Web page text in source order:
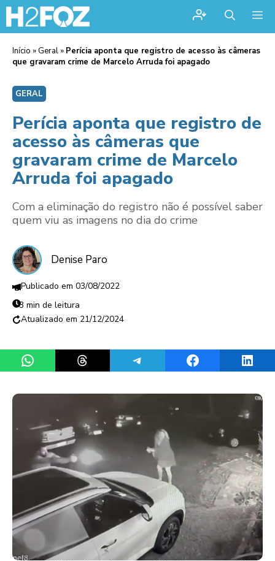
Início » Geral » Perícia aponta que registro de acesso às câmeras
que gravaram crime de Marcelo Arruda foi apagado
GERAL
Perícia aponta que registro de
acesso às câmeras que
gravaram crime de Marcelo
Arruda foi apagado
Com a eliminação do registro não é possível saber
quem viu as imagens no dia do crime
Denise Paro
03/08/2022
3 min de leitura
21/12/2024
Share on WhatsAppShare on ThreadsShare on TelegramShare on Facebook